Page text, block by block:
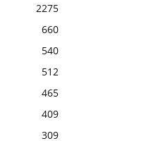
2275
660
540
512
465
409
309